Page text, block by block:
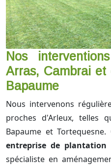
Nos
Arras, Cambrai et
Bapaume
Nous intervenons
proches d'Arleux, telles
Bapaume et
entreprise de
spécialiste en